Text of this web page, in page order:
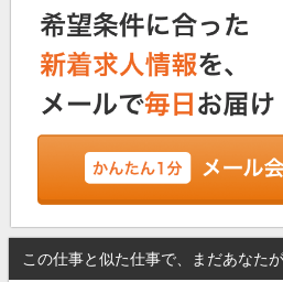
この仕事と似た仕事で、まだあなた